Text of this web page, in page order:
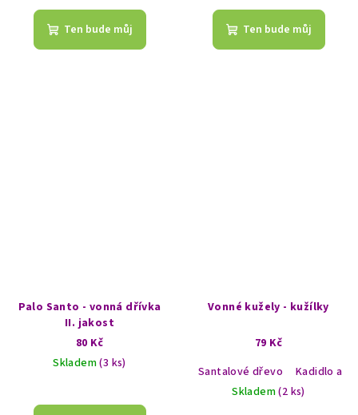
Ten bude můj
hodnocení
produktu
Ten bude můj
Palo Santo - vonná dřívka
II. jakost
80 Kč
Skladem(3 ks)
Vonné kužely - kužílky
79 Kč
Santalové dřevo
Kadidlo a
Skladem(2 ks)